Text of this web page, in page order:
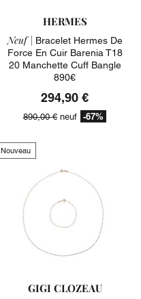
HERMES
Neuf | Bracelet Hermes De
Force En Cuir Barenia T18
20 Manchette Cuff Bangle
890€
294,90 €
890,00 € neuf -67%
Nouveau
GIGI CLOZEAU